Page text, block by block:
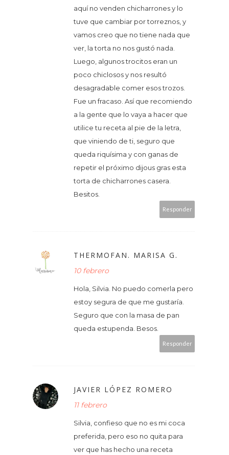
aquí no venden chicharrones y lo
tuve que cambiar por torreznos, y
vamos creo que no tiene nada que
ver, la torta no nos gustó nada.
Luego, algunos trocitos eran un
poco chiclosos y nos resultó
desagradable comer esos trozos.
Fue un fracaso. Así que recomiendo
a la gente que lo vaya a hacer que
utilice tu receta al pie de la letra,
que viniendo de ti, seguro que
queda riquísima y con ganas de
repetir el próximo dijous gras esta
torta de chicharrones casera.
Besitos.
Responder
THERMOFAN. MARISA G.
10 febrero
Hola, Silvia. No puedo comerla pero
estoy segura de que me gustaría.
Seguro que con la masa de pan
queda estupenda. Besos.
Responder
JAVIER LÓPEZ ROMERO
11 febrero
Silvia, confieso que no es mi coca
preferida, pero eso no quita para
ver que has hecho una receta